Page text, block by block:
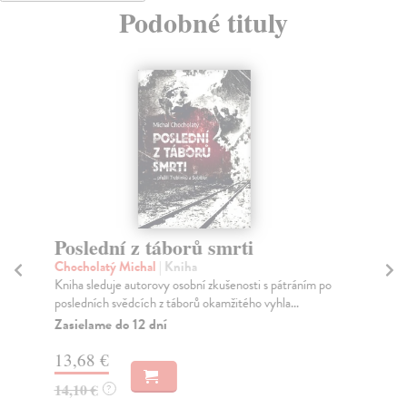
Podobné tituly
Poslední z táborů smrti
Chocholatý Michal | Kniha
Kniha sleduje autorovy osobní zkušenosti s pátráním po
posledních svědcích z táborů okamžitého vyhla...
Zasielame do 12 dní
13,68 €
14,10 € ?
a